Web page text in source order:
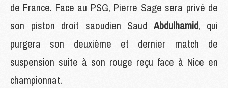
de France. Face au PSG, Pierre Sage sera privé de
son piston droit saoudien Saud Abdulhamid, qui
purgera son deuxième et dernier match de
suspension suite à son rouge reçu face à Nice en
championnat.